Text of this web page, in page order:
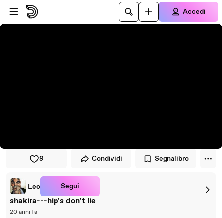
Vai al lettore
Passa al contenuto principale
Accedi
9 Condividi Segnalibro
Leo Segui
shakira---hip's don't lie
20 anni fa